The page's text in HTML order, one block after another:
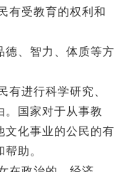
受教育的权利和
、智力、体质等方
进行科学研究、
。国家对于从事教
文化事业的公民的有
助。